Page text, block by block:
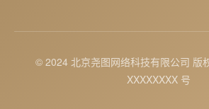
© 2024 北京尧图网络科技有限公司 版
XXXXXXXX 号